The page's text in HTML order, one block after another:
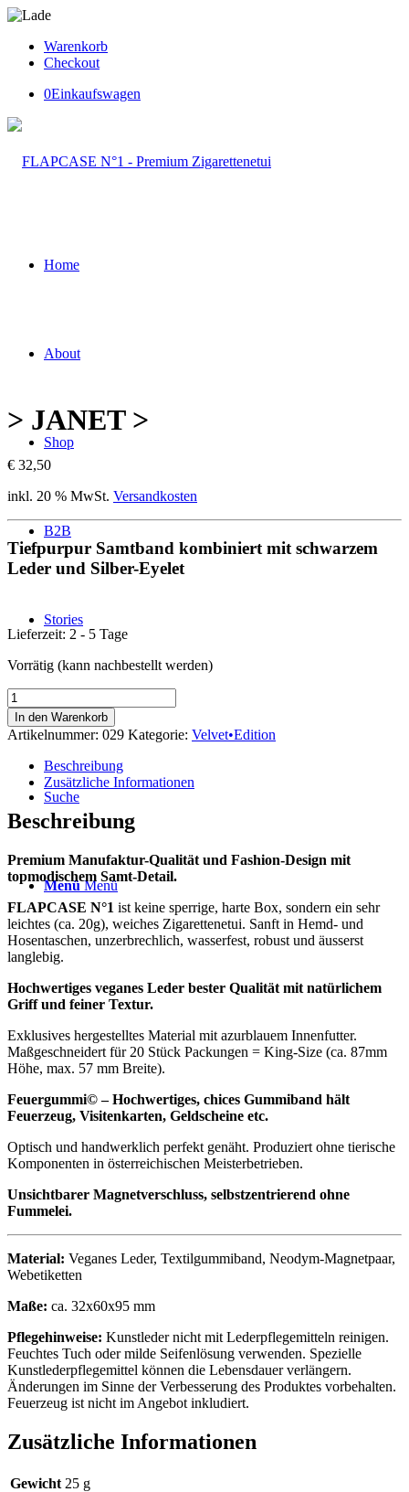
Warenkorb
Checkout
0Einkaufswagen
Home
About
Shop
B2B
Stories
Kontakt
Suche
Menü Menü
> JANET >
€ 32,50
inkl. 20 % MwSt. Versandkosten
Tiefpurpur Samtband kombiniert mit schwarzem
Leder und Silber-Eyelet
Lieferzeit: 2 - 5 Tage
Vorrätig (kann nachbestellt werden)
>
JANET
>
Menge
In den Warenkorb
Artikelnummer: 029 Kategorie: Velvet•Edition
Beschreibung
Zusätzliche Informationen
Beschreibung
Premium Manufaktur-Qualität und Fashion-Design mit
topmodischem Samt-Detail.
FLAPCASE N°1 ist keine sperrige, harte Box, sondern ein sehr
leichtes (ca. 20g), weiches Zigarettenetui. Sanft in Hemd- und
Hosentaschen, unzerbrechlich, wasserfest, robust und äusserst
langlebig.
Hochwertiges veganes Leder bester Qualität mit natürlichem
Griff und feiner Textur.
Exklusives hergestelltes Material mit azurblauem Innenfutter.
Maßgeschneidert für 20 Stück Packungen = King-Size (ca. 87mm
Höhe, max. 57 mm Breite).
Feuergummi© – Hochwertiges, chices Gummiband hält
Feuerzeug, Visitenkarten, Geldscheine etc.
Optisch und handwerklich perfekt genäht. Produziert ohne tierische
Komponenten in österreichischen Meisterbetrieben.
Unsichtbarer Magnetverschluss, selbstzentrierend ohne
Fummelei.
Material: Veganes Leder, Textilgummiband, Neodym-Magnetpaar,
Webetiketten
Maße: ca. 32x60x95 mm
Pflegehinweise: Kunstleder nicht mit Lederpflegemitteln reinigen.
Feuchtes Tuch oder milde Seifenlösung verwenden. Spezielle
Kunstlederpflegemittel können die Lebensdauer verlängern.
Änderungen im Sinne der Verbesserung des Produktes vorbehalten.
Feuerzeug ist nicht im Angebot inkludiert.
Zusätzliche Informationen
Gewicht 25 g